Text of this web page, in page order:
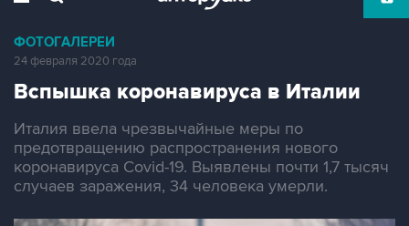
ФОТОГАЛЕРЕИ
24 февраля 2020 года
Вспышка коронавируса в Италии
Италия ввела чрезвычайные меры по
предотвращению распространения нового
коронавируса Covid-19. Выявлены почти 1,7 тысяч
случаев заражения, 34 человека умерли.